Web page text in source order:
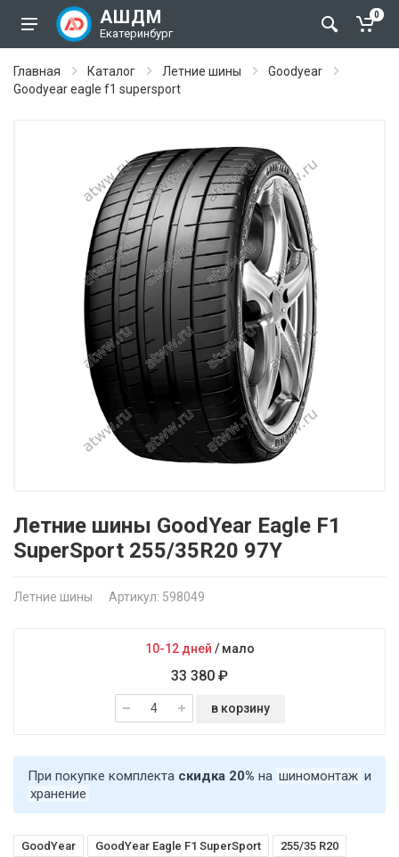
АШДМ
Екатеринбург
0
Главная Каталог Летние шины
Goodyear
Goodyear eagle f1 supersport
Летние шины GoodYear Eagle F1
SuperSport 255/35R20 97Y
Летние шины Артикул: 598049
10-12 дней / мало
33 380 ₽
в корзину
При покупке комплекта скидка 20% на шиномонтаж и
хранение
GoodYear GoodYear Eagle F1 SuperSport
255/35 R20